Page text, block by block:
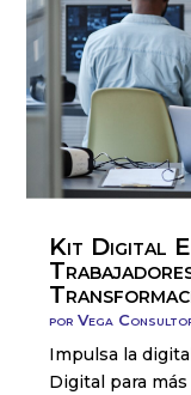
Kit Digital
porVega
Impulsa la
Digital para